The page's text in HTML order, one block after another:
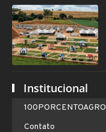
Institucional
100PORCENTOAGRO
Contato